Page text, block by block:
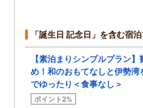
「誕生日 記念日」を含む宿
【素泊まりシンプルプラン
め！和のおもてなしと伊勢湾
でゆったり＜食事なし＞
ポイント2%